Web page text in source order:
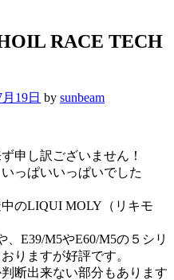
RACE TECH
19日 by sunbeam
申し訳ございません！
っぱいいっぱいでした
のLIQUI MOLY（リキモ
、E39/M5やE60/M5の５シリ
りますが好評です。
断出来ない部分もあります